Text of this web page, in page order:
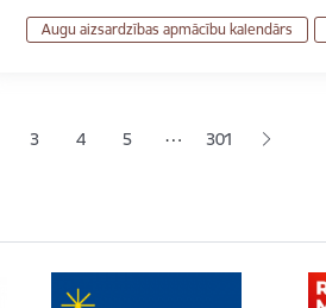
Augu aizsardzības apmācību kalendārs
lapaLapa
3 Lapa
4 Lapa
5 … 301